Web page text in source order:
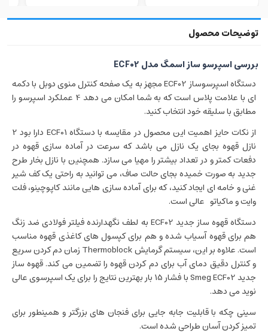
بررسی اسپرسو ساز اسمگ مدل ECF02
دستگاه اسپرسوساز ECF02 مجهز به یک صفحه کنترل منوی دوبل با دکمه
ای با علامت پلاس است که به شما امکان می دهد 4 عملکرد اسپرسو را
مطابق با سلیقه خود انتخاب کنید.
از نکات حایز اهمیت این محصول در مقایسه با دستگاه ECF01 دارا بود 2
نازل قهوه بجای یک نازل می باشد که سرعت در آماده سازی قهوه در
دفعات کمتر و در تعداد بیشتر را مهیا می سازد. همچنین با نازل بخار طرح
جدید به صورت خمیده بجای حالت صاف، می توانید به راحتی یک کف شیر
غنی و خامه ای ایجاد کنید، که برای آماده سازی هایی مانند کاپوچینو، فلت
وایت و ماکیاتو عالی است.
دستگاه قهوه ساز جدید ECF02 به لطف نگهدارنده فیلتر فولادی ضد زنگ
هم برای قهوه آسیاب شده و هم برای کپسول های کاغذی قهوه مناسب
است. علاوه بر این، سیستم گرمایش Thermoblock زمان دم کردن سریع
و کنترل دقیق دمای آب برای دم کردن قهوه را تضمین می کند. قهوه ساز
جدید Smeg ECF02 با فشار 15 بار بهترین نتایج را برای یک اسپرسوی عالی
نوید می دهد.
سینی چکه با قابلیت جابه جایی برای فنجان های بزرگتر و همینطور برای
تمیز کردن آسان طراحی شده است.